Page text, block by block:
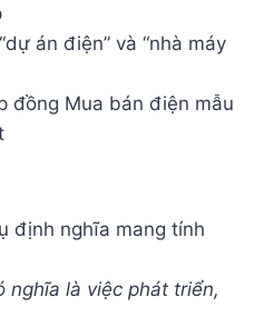
án điện” và “nhà máy
đồng Mua bán điện mẫu
định nghĩa mang tính
nghĩa là việc phát triển,